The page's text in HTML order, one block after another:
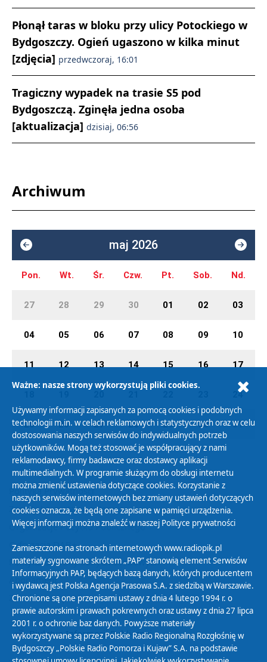
Płonął taras w bloku przy ulicy Potockiego w
Bydgoszczy. Ogień ugaszono w kilka minut
[zdjęcia] przedwczoraj, 16:01
Tragiczny wypadek na trasie S5 pod
Bydgoszczą. Zginęła jedna osoba
[aktualizacja] dzisiaj, 06:56
Archiwum
maj 2026
Pon. Wt. Śr. Czw. Pt. Sob. Nd.
27 28 29 30 01 02 03
04 05 06 07 08 09 10
11 12 13 14 15 16 17
24
25 26 27 28 29 30 31
Polityka Prywatności
Zasady korzystania z Serwisu
Organizacje Pożytku Publicznego
Cyfryzacja DAB+
Polityka ochrony danych osobowych
Abonament
Zamówienia publiczne
Biuletyn Informacji Publicznej
Ważne: nasze strony wykorzystują pliki cookies.
Używamy informacji zapisanych za pomocą cookies i podobnych
technologii m.in. w celach reklamowych i statystycznych oraz w celu
dostosowania naszych serwisów do indywidualnych potrzeb
użytkowników. Mogą też stosować je współpracujący z nami
reklamodawcy, firmy badawcze oraz dostawcy aplikacji
multimedialnych. W programie służącym do obsługi internetu
można zmienić ustawienia dotyczące cookies. Korzystanie z
naszych serwisów internetowych bez zmiany ustawień dotyczących
cookies oznacza, że będą one zapisane w pamięci urządzenia.
Więcej informacji można znaleźć w naszej Polityce prywatności
Zamieszczone na stronach internetowych www.radiopik.pl
materiały sygnowane skrótem „PAP” stanowią element Serwisów
Informacyjnych PAP, będących bazą danych, których producentem
i wydawcą jest Polska Agencja Prasowa S.A. z siedzibą w Warszawie.
Chronione są one przepisami ustawy z dnia 4 lutego 1994 r. o
prawie autorskim i prawach pokrewnych oraz ustawy z dnia 27 lipca
2001 r. o ochronie baz danych. Powyższe materiały
wykorzystywane są przez Polskie Radio Regionalną Rozgłośnię w
Bydgoszczy „Polskie Radio Pomorza i Kujaw” S.A. na podstawie